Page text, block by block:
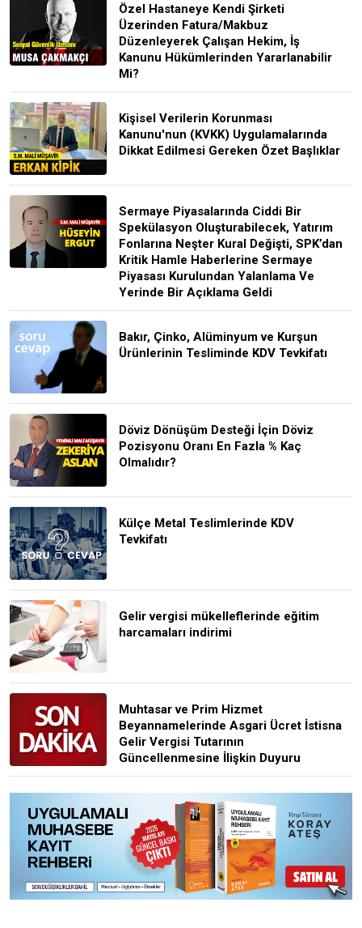
Özel Hastaneye Kendi Şirketi
Üzerinden Fatura/Makbuz
Düzenleyerek Çalışan Hekim, İş
Kanunu Hükümlerinden Yararlanabilir
Mi?
Kişisel Verilerin Korunması
Kanunu'nun (KVKK) Uygulamalarında
Dikkat Edilmesi Gereken Özet Başlıklar
Sermaye Piyasalarında Ciddi Bir
Spekülasyon Oluşturabilecek, Yatırım
Fonlarına Neşter Kural Değişti, SPK’dan
Kritik Hamle Haberlerine Sermaye
Piyasası Kurulundan Yalanlama Ve
Yerinde Bir Açıklama Geldi
Bakır, Çinko, Alüminyum ve Kurşun
Ürünlerinin Tesliminde KDV Tevkifatı
Döviz Dönüşüm Desteği İçin Döviz
Pozisyonu Oranı En Fazla % Kaç
Olmalıdır?
Külçe Metal Teslimlerinde KDV
Tevkifatı
Gelir vergisi mükelleflerinde eğitim
harcamaları indirimi
Muhtasar ve Prim Hizmet
Beyannamelerinde Asgari Ücret İstisna
Gelir Vergisi Tutarının
Güncellenmesine İlişkin Duyuru